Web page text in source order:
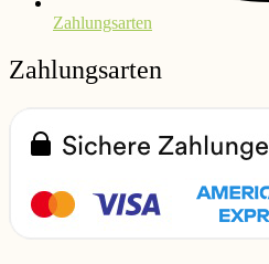
Zahlungsarten
Zahlungsarten